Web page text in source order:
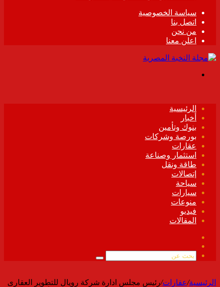
سياسة الخصوصية
اتصل بنا
من نحن
اعلن معنا
الرئيسية
أخبار
بنوك وتأمين
بورصة وشركات
عقارات
استثمار وصناعة
طاقة ونقل
إتصالات
سياحة
سيارات
منوعات
فيديو
المقالات
الموقع
بحث
الرئيسية/عقارات/رئيس مجلس ادارة شركة رويال للتطوير العقارى